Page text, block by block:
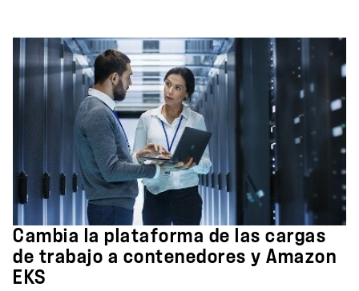
Cambia la plataforma de las cargas
de trabajo a contenedores y Amazon
EKS